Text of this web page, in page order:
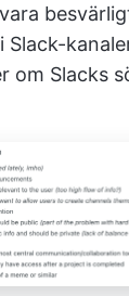
om Slacks